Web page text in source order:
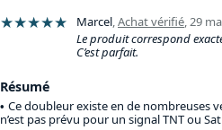
★★★★★ Marcel,Achat vérifié,29
Le produit correspond
C’est parfait.
Résumé
Ce doubleur existe en de nombreuses
n’est pas prévu pour un signal TNT ou